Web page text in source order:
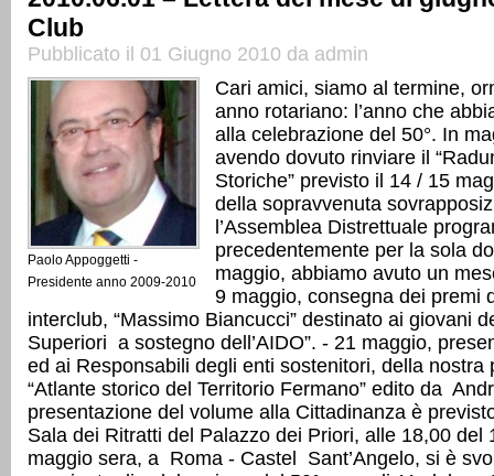
Club
Pubblicato il 01 Giugno 2010 da admin
Paolo Appoggetti -
Presidente anno 2009-2010
Cari amici, siamo al termine,
anno rotariano: l’anno che
alla celebrazione del 50°. In
avendo dovuto rinviare il
Storiche” previsto il 14 / 15
della sopravvenuta
l’Assemblea Distrettuale
precedentemente per la sola
maggio, abbiamo avuto un
9 maggio, consegna dei premi
interclub, “Massimo Biancucci” destinato ai giovani
Superiori a sostegno dell’AIDO”. - 21 maggio,
ed ai Responsabili degli enti sostenitori, della
“Atlante storico del Territorio Fermano” edito da
presentazione del volume alla Cittadinanza è
Sala dei Ritratti del Palazzo dei Priori, alle 18,00 del
maggio sera, a Roma - Castel Sant’Angelo, si è